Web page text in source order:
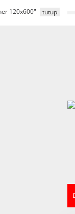
e
tutup
120x600"